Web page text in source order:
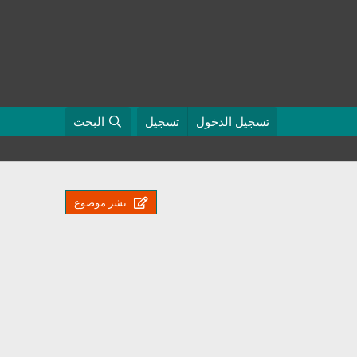
تسجيل الدخول تسجيل البحث
نشر موضوع